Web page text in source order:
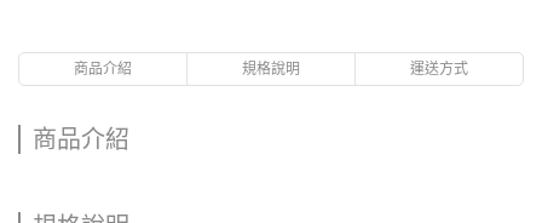
商品介紹 規格說明 運送方式
商品介紹